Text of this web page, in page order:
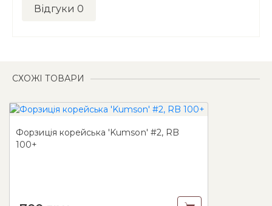
Відгуки 0
СХОЖІ ТОВАРИ
Форзиція корейська 'Kumson' #2, RB
100+